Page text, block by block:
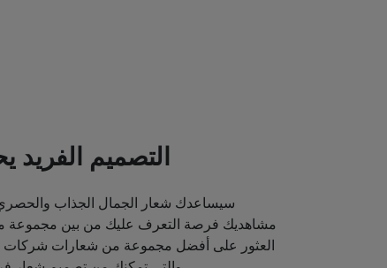
التصميم الفريد
سيساعدك شعار الجمال الجذاب
مشاهديك فرصة التعرف عليك من بين مجموعة
العثور على أفضل مجموعة من شعارات شركات